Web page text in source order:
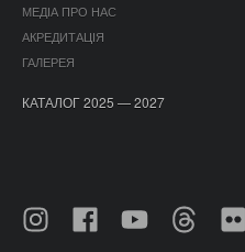
МЕДІА ПРО НАС
АКРЕДИТАЦІЯ
ГАЛЕРЕЯ
КАТАЛОГ 2025 — 2027